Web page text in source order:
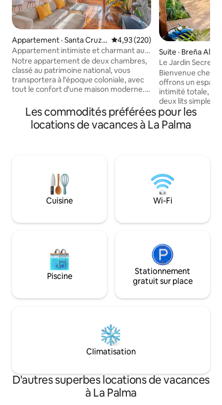
Appartement · Santa Cruz
de La Palma
Note moyenne de 4,93 sur 5,
4,93 (220)
Appartement intimiste et charmant au
bord de la plage
Notre appartement de deux chambres,
classé au patrimoine national, vous
transportera à l'époque coloniale, avec
tout le confort d'une maison moderne.
c'est le meilleur endroit pour
commencer les itinéraires quotidiens
pour profiter de l'île, de la plage en face
reposantes. Trouvez la qualité et
l'intimité dont vous avez besoin, ainsi
que le meilleur emplacement pour
profiter de La Palma.
Suite · Breña Alta,
Le Jardin Secret.
Bienvenue chez
offrons un
intimité totale, un
deux lits simples,
Cruz de La
plage et de l'aéroport. Nous
grand salon, une
tout besoin. Une expérience inoubliable !
Dans un cadre
Nous vous
Les commodités préférées pour les
locations de vacances à La Palma
Cuisine Wi-Fi
Piscine
Stationnement
gratuit sur place
Climatisation
D'autres superbes locations de vacances
à La Palma